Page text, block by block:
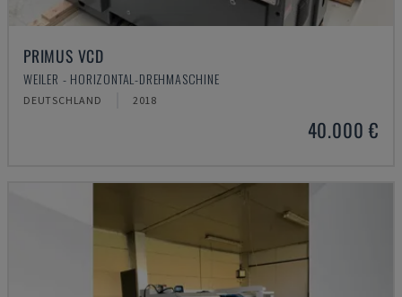
PRIMUS VCD
WEILER - HORIZONTAL-DREHMASCHINE
DEUTSCHLAND 2018
40.000 €